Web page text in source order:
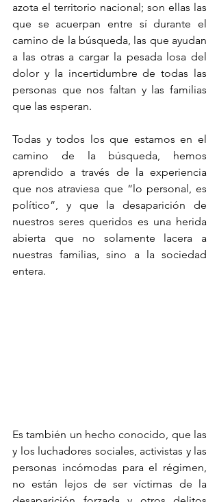
azota el territorio nacional; son ellas las
que se acuerpan entre sí durante el
camino de la búsqueda, las que ayudan
a las otras a cargar la pesada losa del
dolor y la incertidumbre de todas las
personas que nos faltan y las familias
que las esperan.
Todas y todos los que estamos en el
camino de la búsqueda, hemos
aprendido a través de la experiencia
que nos atraviesa que “lo personal, es
político”, y que la desaparición de
nuestros seres queridos es una herida
abierta que no solamente lacera a
nuestras familias, sino a la sociedad
entera.
Es también un hecho conocido, que las
y los luchadores sociales, activistas y las
personas incómodas para el régimen,
no están lejos de ser víctimas de la